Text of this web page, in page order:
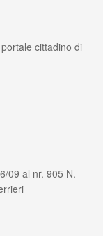
cittadino di
09 al nr. 905 N.